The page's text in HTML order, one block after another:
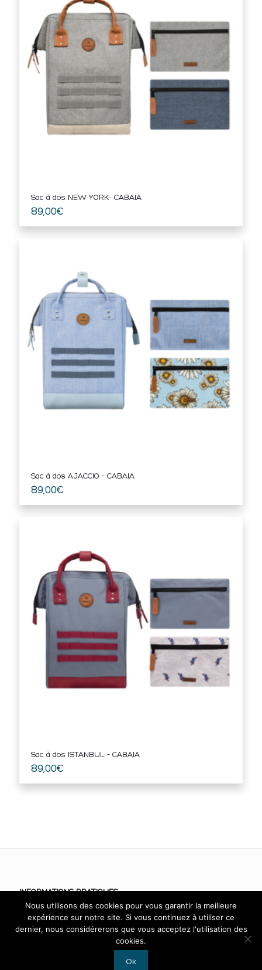
Sac à dos NEW YORK- CABAIA
89,00€
Sac à dos AJACCIO – CABAIA
89,00€
Sac à dos ISTANBUL – CABAIA
89,00€
INFORMATIONS PRATIQUES
CGV
Mentions légales
Nous utilisons des cookies pour vous garantir la meilleure
expérience sur notre site. Si vous continuez à utiliser ce
dernier, nous considérerons que vous acceptez l'utilisation des
cookies.
Ok